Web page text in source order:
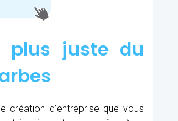
plus juste du
d’entreprise que vous